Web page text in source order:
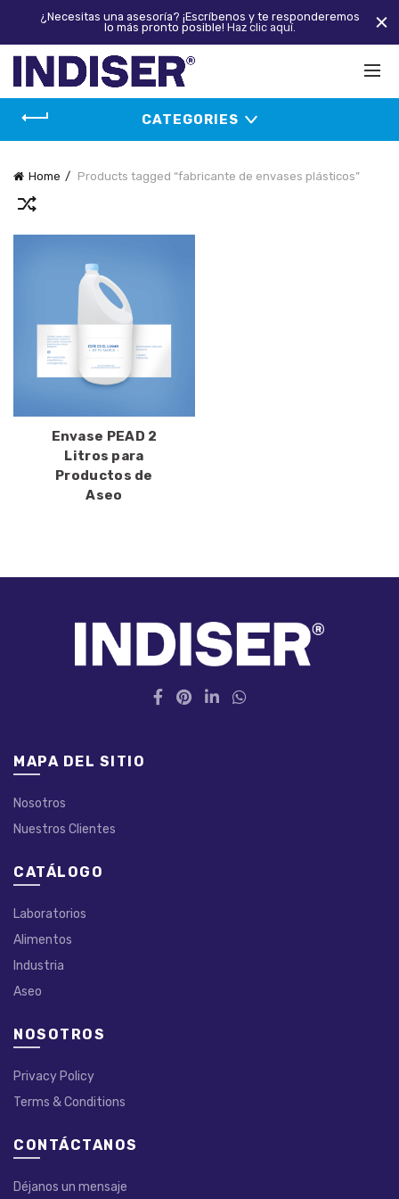
CATEGORIES
Home Products tagged “fabricante de envases plásticos”
Envase PEAD 2
Litros para
Productos de
Aseo
MAPA DEL SITIO
Nosotros
Nuestros Clientes
CATÁLOGO
Laboratorios
Alimentos
Industria
Aseo
NOSOTROS
Privacy Policy
Terms & Conditions
CONTÁCTANOS
Déjanos un mensaje
¿Necesitas una asesoría? ¡Escríbenos y te responderemos
lo más pronto posible! Haz clic aquí.